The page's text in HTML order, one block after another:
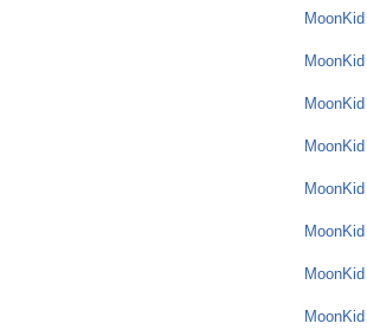
MoonKid
MoonKid
MoonKid
MoonKid
MoonKid
MoonKid
MoonKid
MoonKid